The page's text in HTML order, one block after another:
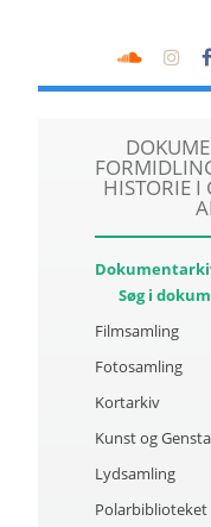
HISTORIE
Søg i
Filmsamling
Fotosamling
Kortarkiv
Kunst og
Lydsamling
Polarbiblioteket